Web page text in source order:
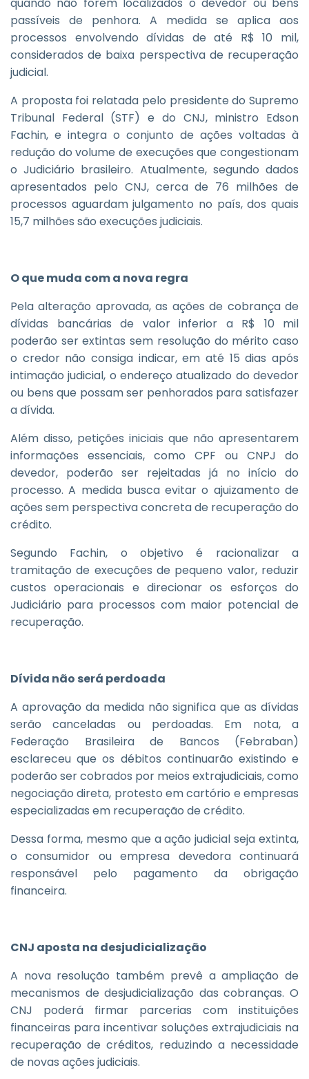
quando não forem localizados o devedor ou bens
passíveis de penhora. A medida se aplica aos
processos envolvendo dívidas de até R$ 10 mil,
considerados de baixa perspectiva de recuperação
judicial.
A proposta foi relatada pelo presidente do Supremo
Tribunal Federal (STF) e do CNJ, ministro Edson
Fachin, e integra o conjunto de ações voltadas à
redução do volume de execuções que congestionam
o Judiciário brasileiro. Atualmente, segundo dados
apresentados pelo CNJ, cerca de 76 milhões de
processos aguardam julgamento no país, dos quais
15,7 milhões são execuções judiciais.
O que muda com a nova regra
Pela alteração aprovada, as ações de cobrança de
dívidas bancárias de valor inferior a R$ 10 mil
poderão ser extintas sem resolução do mérito caso
o credor não consiga indicar, em até 15 dias após
intimação judicial, o endereço atualizado do devedor
ou bens que possam ser penhorados para satisfazer
a dívida.
Além disso, petições iniciais que não apresentarem
informações essenciais, como CPF ou CNPJ do
devedor, poderão ser rejeitadas já no início do
processo. A medida busca evitar o ajuizamento de
ações sem perspectiva concreta de recuperação do
crédito.
Segundo Fachin, o objetivo é racionalizar a
tramitação de execuções de pequeno valor, reduzir
custos operacionais e direcionar os esforços do
Judiciário para processos com maior potencial de
recuperação.
Dívida não será perdoada
A aprovação da medida não significa que as dívidas
serão canceladas ou perdoadas. Em nota, a
Federação Brasileira de Bancos (Febraban)
esclareceu que os débitos continuarão existindo e
poderão ser cobrados por meios extrajudiciais, como
negociação direta, protesto em cartório e empresas
especializadas em recuperação de crédito.
Dessa forma, mesmo que a ação judicial seja extinta,
o consumidor ou empresa devedora continuará
responsável pelo pagamento da obrigação
financeira.
CNJ aposta na desjudicialização
A nova resolução também prevê a ampliação de
mecanismos de desjudicialização das cobranças. O
CNJ poderá firmar parcerias com instituições
financeiras para incentivar soluções extrajudiciais na
recuperação de créditos, reduzindo a necessidade
de novas ações judiciais.